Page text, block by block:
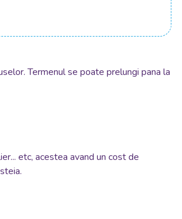
Termenul se poate prelungi pana la
etc, acestea avand un cost de